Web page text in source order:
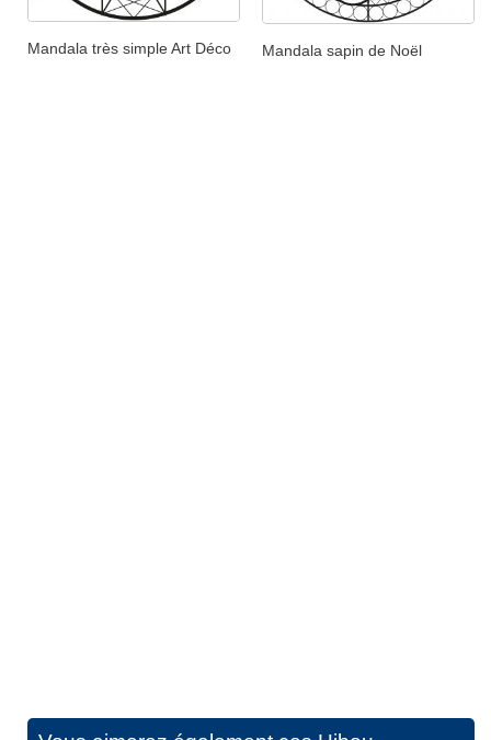
Mandala très simple Art Déco Mandala sapin de Noël